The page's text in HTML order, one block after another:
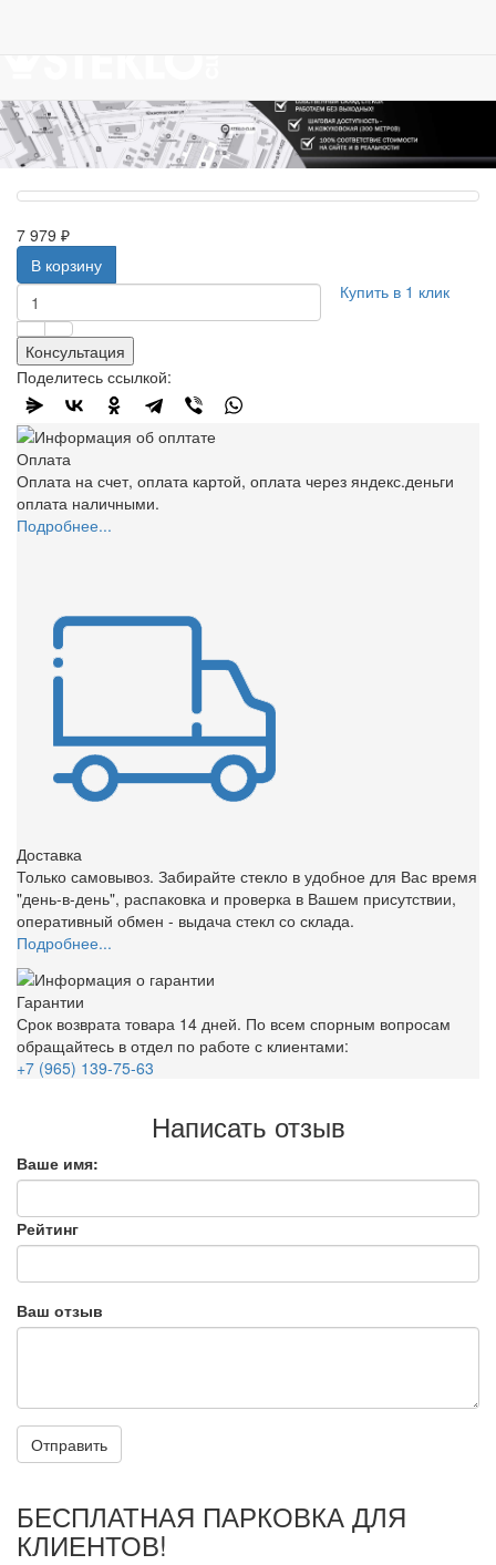
7 979 ₽
В корзину
Купить в 1 клик
Консультация
Поделитесь ссылкой:
Оплата
Оплата на счет, оплата картой, оплата через яндекс.деньги
оплата наличными.
Подробнее...
Доставка
Только самовывоз. Забирайте стекло в удобное для Вас время
"день-в-день", распаковка и проверка в Вашем присутствии,
оперативный обмен - выдача стекл со склада.
Подробнее...
Гарантии
Срок возврата товара 14 дней. По всем спорным вопросам
обращайтесь в отдел по работе с клиентами:
+7 (965) 139-75-63
Написать отзыв
Ваше имя:
Рейтинг
Ваш отзыв
Отправить
БЕСПЛАТНАЯ ПАРКОВКА ДЛЯ
КЛИЕНТОВ!